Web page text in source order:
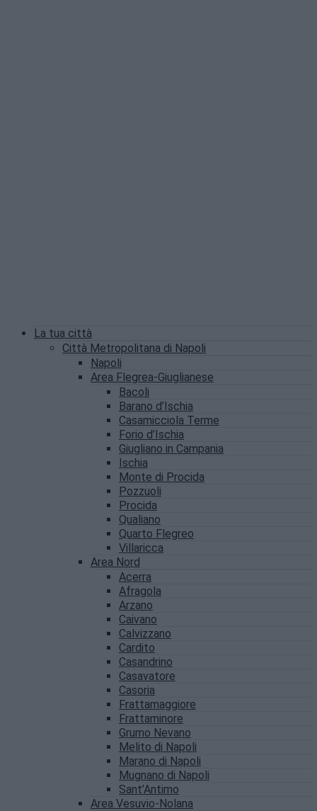
La tua città
Città Metropolitana di Napoli
Napoli
Area Flegrea-Giuglianese
Bacoli
Barano d’Ischia
Casamicciola Terme
Forio d’Ischia
Giugliano in Campania
Ischia
Monte di Procida
Pozzuoli
Procida
Qualiano
Quarto Flegreo
Villaricca
Area Nord
Acerra
Afragola
Arzano
Caivano
Calvizzano
Cardito
Casandrino
Casavatore
Casoria
Frattamaggiore
Frattaminore
Grumo Nevano
Melito di Napoli
Marano di Napoli
Mugnano di Napoli
Sant’Antimo
Area Vesuvio-Nolana